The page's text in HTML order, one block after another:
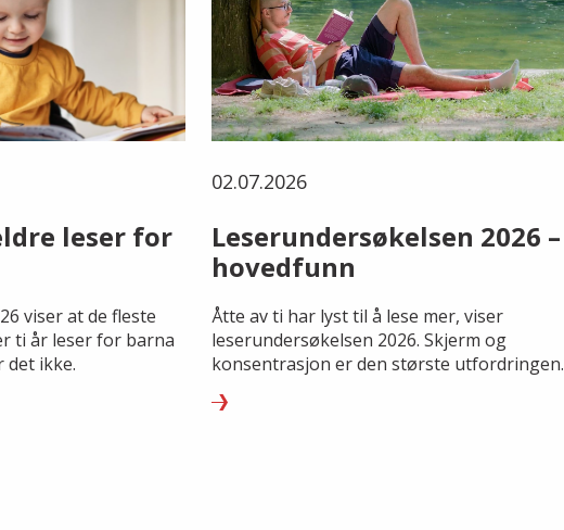
leser for
viser at de fleste
ti år leser for barna
det ikke.
02.07.2026
Leserundersøkelsen 2026 –
hovedfunn
Åtte av ti har lyst til å lese mer, viser
leserundersøkelsen 2026. Skjerm og
konsentrasjon er den største utfordringen.